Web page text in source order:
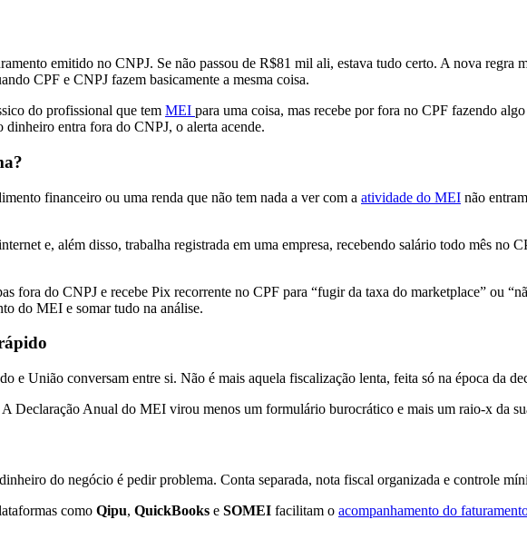
emitido no CNPJ. Se não passou de R$81 mil ali, estava tudo certo. A nova regra
CPF e CNPJ fazem basicamente a mesma coisa.
do profissional que tem MEI para uma coisa, mas recebe por fora no CPF fazendo
entra fora do CNPJ, o alerta acende.
financeiro ou uma renda que não tem nada a ver com a atividade do MEI não
e, além disso, trabalha registrada em uma empresa, recebendo salário todo mês no
fora do CNPJ e recebe Pix recorrente no CPF para “fugir da taxa do marketplace” ou
do MEI e somar tudo na análise.
e União conversam entre si. Não é mais aquela fiscalização lenta, feita só na época da
Declaração Anual do MEI virou menos um formulário burocrático e mais um raio-x da
do negócio é pedir problema. Conta separada, nota fiscal organizada e controle
como Qipu, QuickBooks e SOMEI facilitam o acompanhamento do